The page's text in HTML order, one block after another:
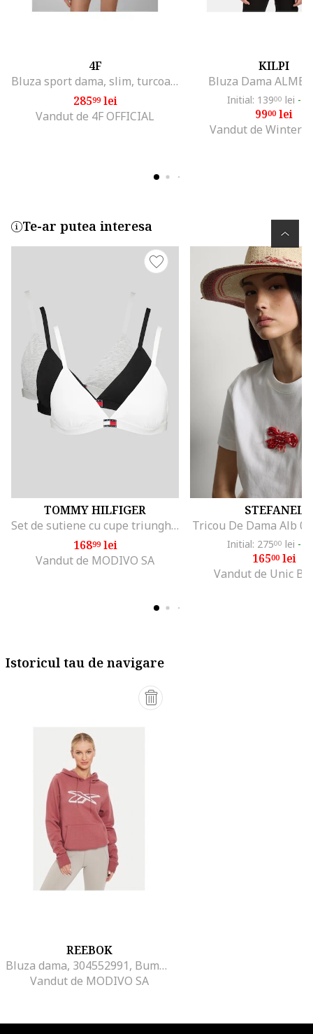
4F
Bluza sport dama, slim, turcoaz, 4F Dry, antrenament
28599lei
Vandut de 4F OFFICIAL
KILPI
Bluza Dama
Initial: 13900 lei -
9900lei
Vandut de Winter
Te-ar putea interesa
TOMMY HILFIGER
Set de sutiene cu cupe triunghiulare si detaliu logo - 3 perechi, Alb/Negru/Gri melange
16899lei
Vandut de MODIVO SA
STEFANEL
Tricou De Dama Alb
Initial: 27500 lei -
16500lei
Vandut de Unic
Istoricul tau de navigare
REEBOK
Bluza dama, 304552991, Bumbac/Poliester, Maro, Maro
Vandut de MODIVO SA